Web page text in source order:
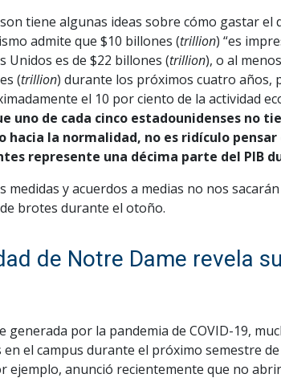
tiene algunas ideas sobre cómo gastar el
admite que $10 billones (trillion) “es
Unidos es de $22 billones (trillion), o al
(trillion) durante los próximos cuatro años,
el 10 por ciento de la actividad
uno de cada cinco estadounidenses no
hacia la normalidad, no es ridículo
represente una décima parte del PIB
medidas y acuerdos a medias no nos
brotes durante el otoño.
de Notre Dame revela
por la pandemia de COVID-19,
en el campus durante el próximo semestre
ejemplo, anunció recientemente que no